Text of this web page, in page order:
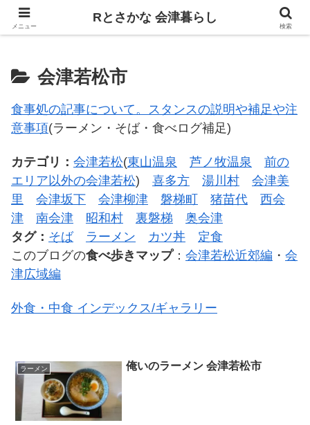
飲食、観光、イベント。食べて遊ぶ
会津若松市
食事処の記事について。スタンスの説明や補足や注
意事項(ラーメン・そば・食べログ補足)
カテゴリ： 会津若松(東山温泉 芦ノ牧温泉
前の
エリア以外の会津若松) 喜多方 湯川村
会津美
里
会津坂下 会津柳津 磐梯町 猪苗代
西会
津
南会津 昭和村 裏磐梯
奥会津
タグ： そば ラーメン カツ丼
定食
このブログの食べ歩きマップ： 会津若松近郊編 ・ 会
津広域編
外食・中食 インデックス/ギャラリー
ラーメン 俺いのラーメン 会津若松市
メニュー
Rとさかな 会津暮らし
検索